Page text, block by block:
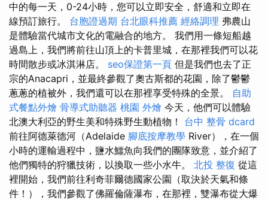
中的每一天，0-24小時，您可以立即安全，舒適和立即在
線預訂旅行。 台胞證過期 台北眼科推薦 經絡調理 弗農山
是體驗當代城市文化的電融合的地方。 我們用一條短船越
過島上，我們將前往山頂上的卡普里城，在那裡我們可以花
時間散步或冰淇淋店。 seo保證第一頁 但是我們也去了正
宗的Anacapri，並最終參觀了奧古斯都的花園，除了鬱鬱
蔥蔥的植被外，我們還可以在那裡享受特殊的全景。 自助
式餐點外燴 骨導式助聽器 桃園 外燴 今天，他們可以體驗
北澳大利亞的野生美和特殊野生動植物！ 台中 整骨 dcard
前往阿德萊德河（Adelaide 腳底按摩教學 River），在一個
小時的運輸過程中，鹽水鱷魚向我們的團隊致意，並介紹了
他們獨特的狩獵技術，以換取一些小水牛。 北投 整復 從這
裡開始，我們前往利奇菲爾德國家公園（取決於天氣和條
件！），我們參觀了佛羅倫薩瀑布，在那裡，雙瀑布從大爆